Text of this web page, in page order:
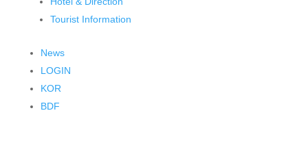
Tourist Information
News
LOGIN
KOR
BDF